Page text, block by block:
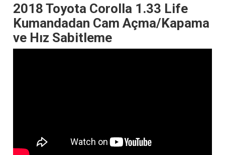
2018 Toyota Corolla 1.33 Life
Kumandadan Cam Açma/Kapama
ve Hız Sabitleme